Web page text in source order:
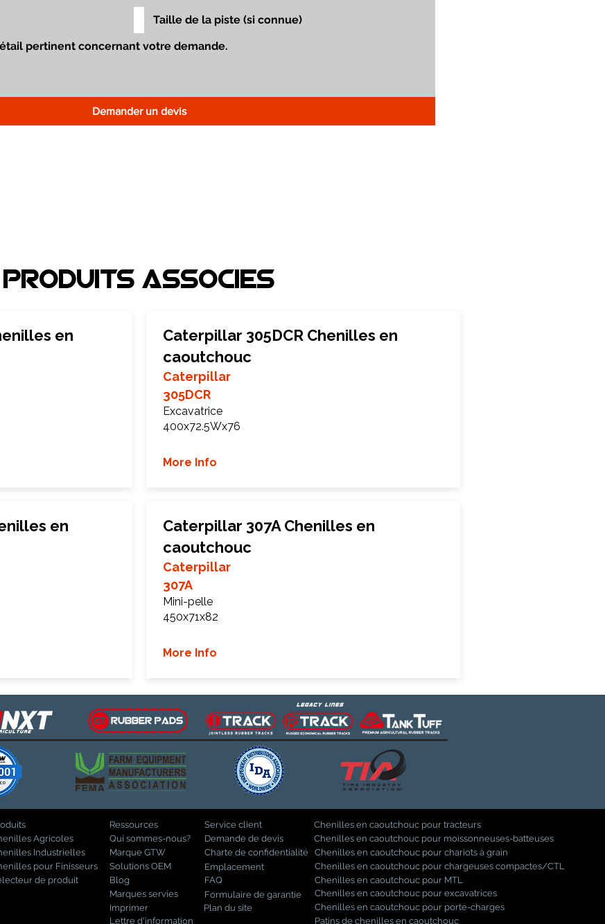
Demander un devis
Produits associEs
en
en
Caterpillar 305DCR Chenilles en
caoutchouc
Caterpillar
305DCR
Excavatrice
400x72.5Wx76
More Info
Caterpillar 307A Chenilles en
caoutchouc
Caterpillar
307A
Mini-pelle
450x71x82
More Info
Agricoles
Industrielles
pour Finisseurs
de produit
Service client
Ressources
Qui sommes-nous?
Marque GTW
Solutions OEM
Blog
Marques servies
Imprimer
Lettre d'information
Demande de devis
Charte de confidentialité
Emplacement
FAQ
Formulaire de garantie
Plan du site
Chenilles en caoutchouc pour tracteurs
Chenilles en caoutchouc pour moissonneuses-batteuses
Chenilles en caoutchouc pour chariots à grain
Chenilles en caoutchouc pour chargeuses compactes/CTL
Chenilles en caoutchouc pour MTL
Chenilles en caoutchouc pour excavatrices
Chenilles en caoutchouc pour porte-charges
Patins de chenilles en caoutchouc